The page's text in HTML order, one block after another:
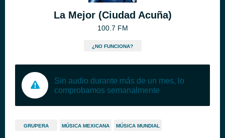
La Mejor (Ciudad Acuña)
100.7 FM
¿NO FUNCIONA?
Sin audio durante más de un mes, lo
comprobamos semanalmente
GRUPERA MÚSICA MEXICANA MÚSICA MUNDIAL